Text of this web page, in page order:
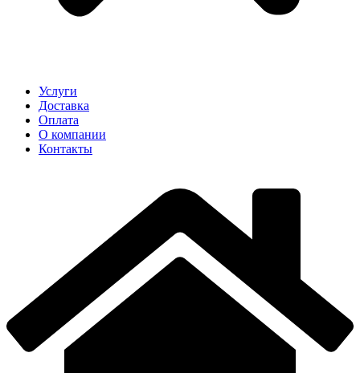
Услуги
Доставка
Оплата
О компании
Контакты